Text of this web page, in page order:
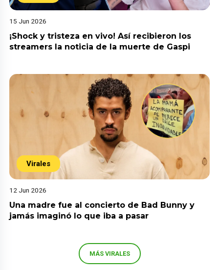
15 Jun 2026
¡Shock y tristeza en vivo! Así recibieron los
streamers la noticia de la muerte de Gaspi
Virales
12 Jun 2026
Una madre fue al concierto de Bad Bunny y
jamás imaginó lo que iba a pasar
MÁS VIRALES